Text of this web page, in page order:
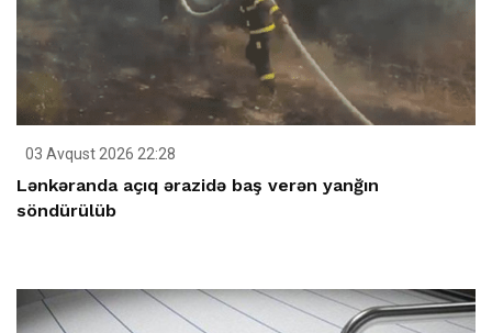
03 Avqust 2026 22:28
Lənkəranda açıq ərazidə baş verən yanğın
söndürülüb